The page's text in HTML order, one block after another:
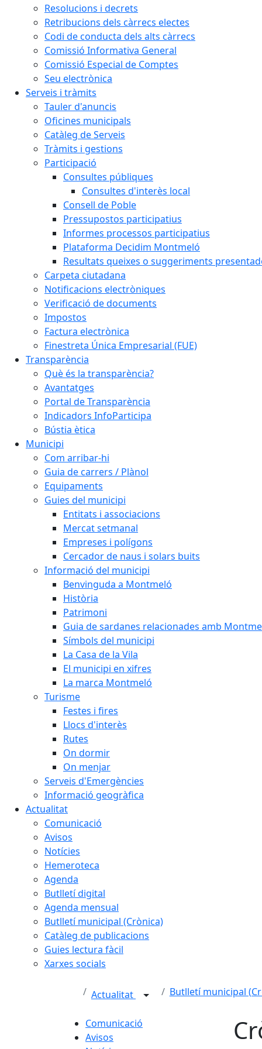
Resolucions i decrets
Retribucions dels càrrecs electes
Codi de conducta dels alts càrrecs
Comissió Informativa General
Comissió Especial de Comptes
Seu electrònica
Serveis i tràmits
Tauler d'anuncis
Oficines municipals
Catàleg de Serveis
Tràmits i gestions
Participació
Consultes públiques
Consultes d'interès local
Consell de Poble
Pressupostos participatius
Informes processos participatius
Plataforma Decidim Montmeló
Resultats queixes o suggeriments
Carpeta ciutadana
Notificacions electròniques
Verificació de documents
Impostos
Factura electrònica
Finestreta Única Empresarial (FUE)
Transparència
Què és la transparència?
Avantatges
Portal de Transparència
Indicadors InfoParticipa
Bústia ètica
Municipi
Com arribar-hi
Guia de carrers / Plànol
Equipaments
Guies del municipi
Entitats i associacions
Mercat setmanal
Empreses i polígons
Cercador de naus i solars buits
Informació del municipi
Benvinguda a Montmeló
Història
Patrimoni
Guia de sardanes relacionades amb
Símbols del municipi
La Casa de la Vila
El municipi en xifres
La marca Montmeló
Turisme
Festes i fires
Llocs d'interès
Rutes
On dormir
On menjar
Serveis d'Emergències
Informació geogràfica
Actualitat
Comunicació
Avisos
Notícies
Hemeroteca
Agenda
Butlletí digital
Agenda mensual
Butlletí municipal (Crònica)
Catàleg de publicacions
Guies lectura fàcil
Xarxes socials
Actualitat Butlletí municipal
Comunicació
Avisos